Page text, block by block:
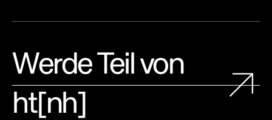
Werde Teil von
ht[nh]